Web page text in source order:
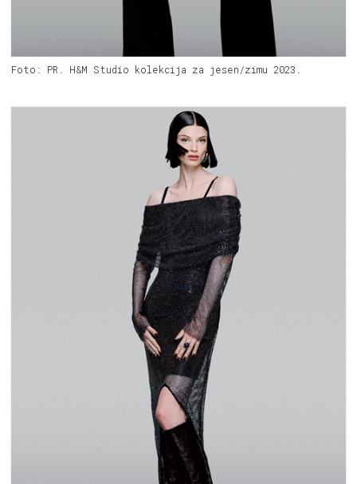
Foto: PR. H&M Studio kolekcija za jesen/zimu 2023.